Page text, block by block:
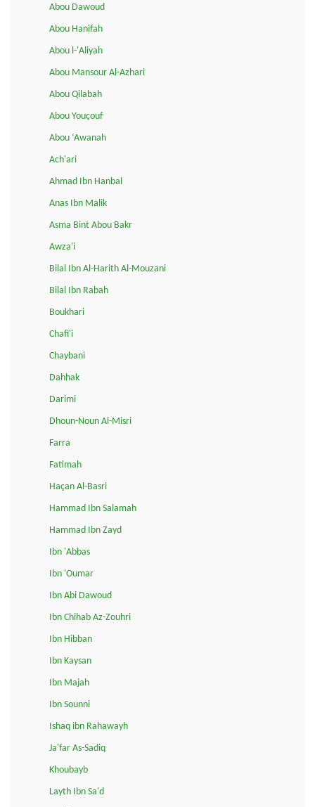
Abou Dawoud
Abou Hanifah
Abou l-'Aliyah
Abou Mansour Al-Azhari
Abou Qilabah
Abou Youçouf
Abou ‘Awanah
Ach'ari
Ahmad Ibn Hanbal
Anas Ibn Malik
Asma Bint Abou Bakr
Awza'i
Bilal Ibn Al-Harith Al-Mouzani
Bilal Ibn Rabah
Boukhari
Chafi'i
Chaybani
Dahhak
Darimi
Dhoun-Noun Al-Misri
Farra
Fatimah
Haçan Al-Basri
Hammad Ibn Salamah
Hammad Ibn Zayd
Ibn 'Abbas
Ibn 'Oumar
Ibn Abi Dawoud
Ibn Chihab Az-Zouhri
Ibn Hibban
Ibn Kaysan
Ibn Majah
Ibn Sounni
Ishaq ibn Rahawayh
Ja'far As-Sadiq
Khoubayb
Layth Ibn Sa'd